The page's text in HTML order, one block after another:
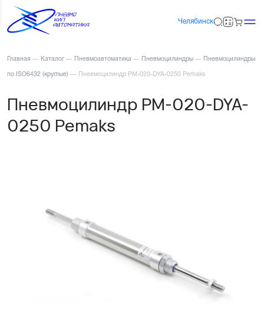
Челябинск
Главная — Каталог — Пневмоавтоматика — Пневмоцилиндры — Пневмоцилиндры
по ISO6432 (круглые) — Пневмоцилиндр PM-020-DYA-0250 Pemaks
Пневмоцилиндр PM-020-DYA-
0250 Pemaks